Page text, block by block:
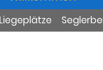
Liegeplätze